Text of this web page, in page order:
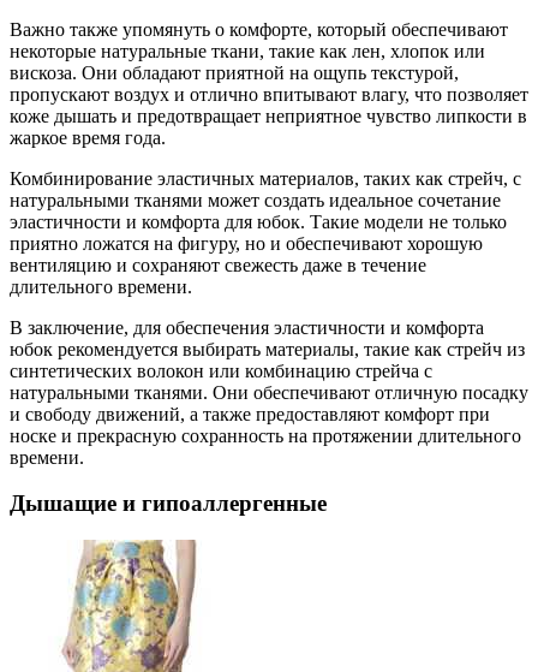
Важно также упомянуть о комфорте, который обеспечивают
некоторые натуральные ткани, такие как лен, хлопок или
вискоза. Они обладают приятной на ощупь текстурой,
пропускают воздух и отлично впитывают влагу, что позволяет
коже дышать и предотвращает неприятное чувство липкости в
жаркое время года.
Комбинирование эластичных материалов, таких как стрейч, с
натуральными тканями может создать идеальное сочетание
эластичности и комфорта для юбок. Такие модели не только
приятно ложатся на фигуру, но и обеспечивают хорошую
вентиляцию и сохраняют свежесть даже в течение
длительного времени.
В заключение, для обеспечения эластичности и комфорта
юбок рекомендуется выбирать материалы, такие как стрейч из
синтетических волокон или комбинацию стрейча с
натуральными тканями. Они обеспечивают отличную посадку
и свободу движений, а также предоставляют комфорт при
носке и прекрасную сохранность на протяжении длительного
времени.
Дышащие и гипоаллергенные